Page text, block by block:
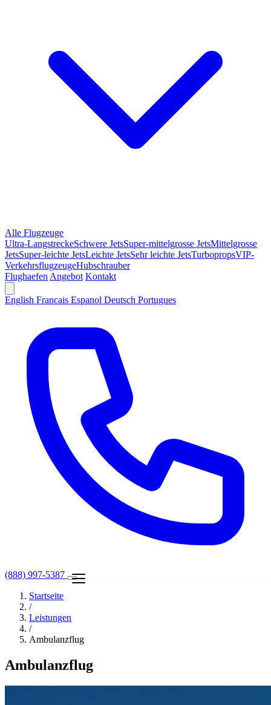
Alle Flugzeuge
Ultra-LangstreckeSchwere JetsSuper-mittelgrosse JetsMittelgrosse
JetsSuper-leichte JetsLeichte JetsSehr leichte JetsTurbopropsVIP-
VerkehrsflugzeugeHubschrauber
Flughaefen Angebot Kontakt
English Francais Espanol Deutsch Portugues
(888) 997-5387
Startseite
/
Leistungen
/
Ambulanzflug
Ambulanzflug